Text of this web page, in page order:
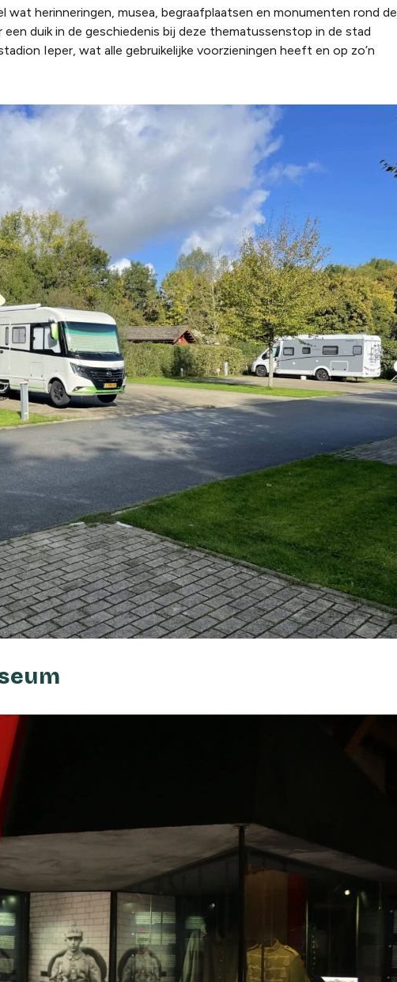
wat herinneringen, musea, begraafplaatsen en monumenten rond de
duik in de geschiedenis bij deze thematussenstop in de stad
Ieper, wat alle gebruikelijke voorzieningen heeft en op zo’n